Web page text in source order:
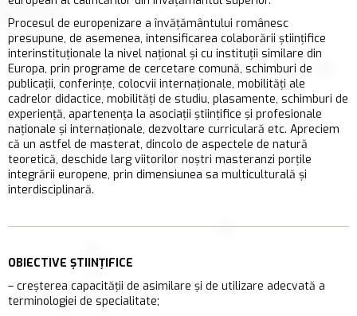
Procesul de europenizare a învăţământului românesc
presupune, de asemenea, intensificarea colaborării ştiinţifice
interinstituţionale la nivel naţional şi cu instituţii similare din
Europa, prin programe de cercetare comună, schimburi de
publicaţii, conferinţe, colocvii internaţionale, mobilităţi ale
cadrelor didactice, mobilităţi de studiu, plasamente, schimburi de
experienţă, apartenenţa la asociaţii ştiinţifice şi profesionale
naţionale şi internaţionale, dezvoltare curriculară etc. Apreciem
că un astfel de masterat, dincolo de aspectele de natură
teoretică, deschide larg viitorilor noştri masteranzi porţile
integrării europene, prin dimensiunea sa multiculturală şi
interdisciplinară.
OBIECTIVE ȘTIINȚIFICE
– creşterea capacităţii de asimilare şi de utilizare adecvată a
terminologiei de specialitate;